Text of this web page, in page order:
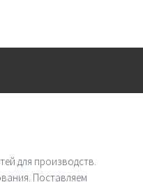
для производств.
Поставляем